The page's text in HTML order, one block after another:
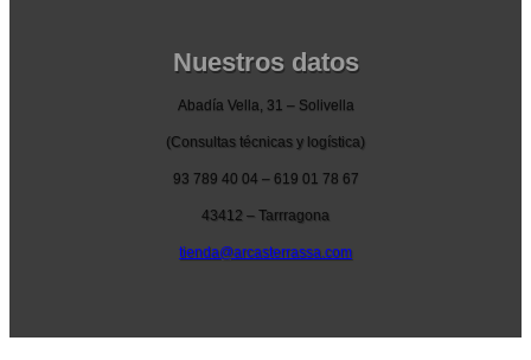
Nuestros datos
Abadía Vella, 31 – Solivella
(Consultas técnicas y logística)
93 789 40 04 – 619 01 78 67
43412 – Tarrragona
tienda@arcasterrassa.com